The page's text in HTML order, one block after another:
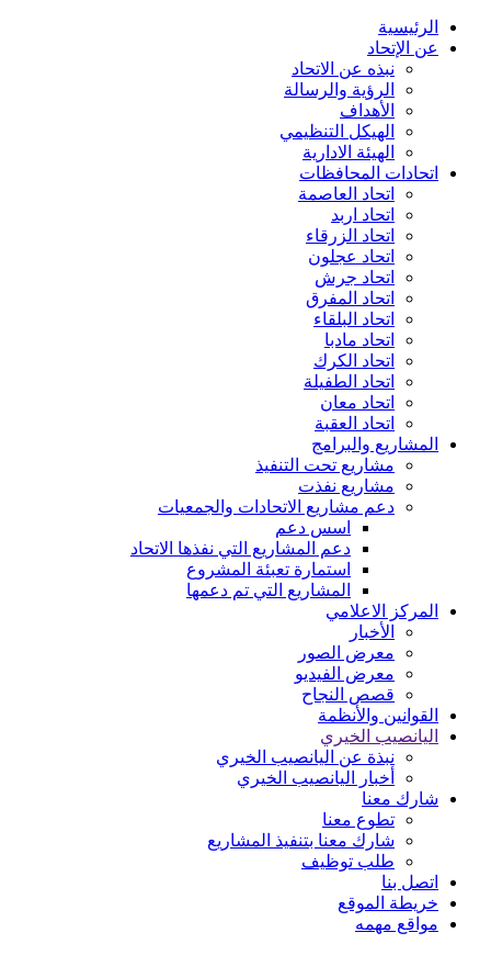
الرئيسية
عن الإتحاد
نبذه عن الاتحاد
الرؤية والرسالة
الأهداف
الهيكل التنظيمي
الهيئة الادارية
اتحادات المحافظات
اتحاد العاصمة
اتحاد اربد
اتحاد الزرقاء
اتحاد عجلون
اتحاد جرش
اتحاد المفرق
اتحاد البلقاء
اتحاد مادبا
اتحاد الكرك
اتحاد الطفيلة
اتحاد معان
اتحاد العقبة
المشاريع والبرامج
مشاريع تحت التنفيذ
مشاريع نفذت
دعم مشاريع الاتحادات والجمعيات
اسس دعم
دعم المشاريع التي نفذها الاتحاد
استمارة تعبئة المشروع
المشاريع التي تم دعمها
المركز الاعلامي
الأخبار
معرض الصور
معرض الفيديو
قصص النجاح
القوانين والأنظمة
اليانصيب الخيري
نبذة عن اليانصيب الخيري
أخبار اليانصيب الخيري
شارك معنا
تطوع معنا
شارك معنا بتنفيذ المشاريع
طلب توظيف
اتصل بنا
خريطة الموقع
مواقع مهمه